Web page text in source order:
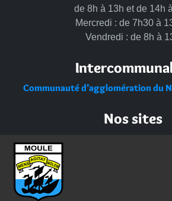
de 8h à 13h et de 14h
Mercredi : de 7h30 à
Vendredi : de 8h à
Communauté d’agglomération du
Nos sites